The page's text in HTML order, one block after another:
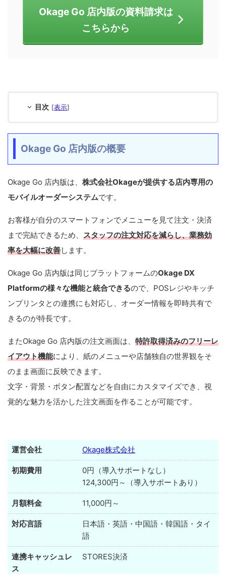
Okage Go 店内版の資料請求は
こちらから
目次 [表示]
Okage Go 店内版の概要
Okage Go 店内版は、 株式会社Okageが提供する店内専用の
モバイルオーダーシステムです。
お客様が自分のスマートフォンでメニューを見て注文・決済
まで完結できるため、 スタッフの注文対応を減らし、業務効
率を大幅に改善します。
Okage Go 店内版は同じプラットフォームのOkage DX
Platformの様々な機能と統合できるので、POSレジやキッチ
ンプリンタとの連携にも対応し、オーダー情報を即時共有で
きるのが特長です。
またOkage Go 店内版の注文画面は、 特許取得済みのフリーレ
イアウト機能により、紙のメニューや店舗独自の世界観をそ
のまま画面に反映できます。
文字・背景・ボタン配置などを自由にカスタマイズでき、視
覚的な魅力を活かした注文画面を作ることが可能です。
運営会社 Okage株式会社
初期費用
0円（導入サポートなし）
124,300円～（導入サポートあり）
月額料金 11,000円～
対応言語
日本語・英語・中国語・韓国語・タイ
語
連携キャッシュレ
ス
STORES決済